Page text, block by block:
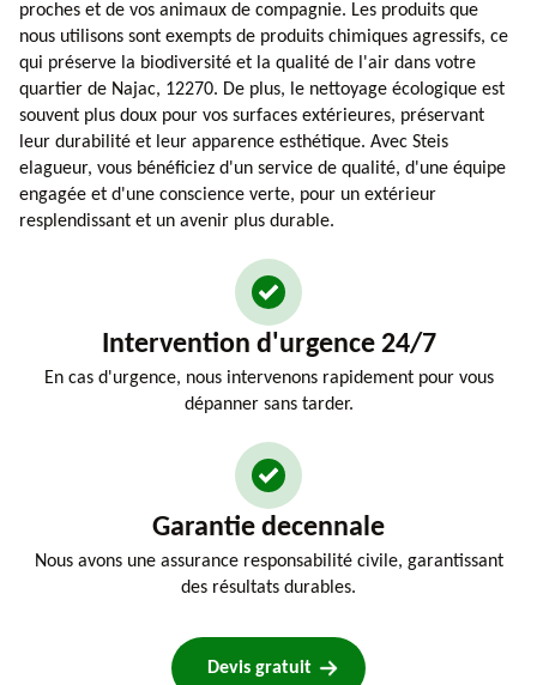
proches et de vos animaux de compagnie. Les produits que
nous utilisons sont exempts de produits chimiques agressifs, ce
qui préserve la biodiversité et la qualité de l'air dans votre
quartier de Najac, 12270. De plus, le nettoyage écologique est
souvent plus doux pour vos surfaces extérieures, préservant
leur durabilité et leur apparence esthétique. Avec Steis
elagueur, vous bénéficiez d'un service de qualité, d'une équipe
engagée et d'une conscience verte, pour un extérieur
resplendissant et un avenir plus durable.
Intervention d'urgence 24/7
En cas d'urgence, nous intervenons rapidement pour vous
dépanner sans tarder.
Garantie decennale
Nous avons une assurance responsabilité civile, garantissant
des résultats durables.
Devis gratuit